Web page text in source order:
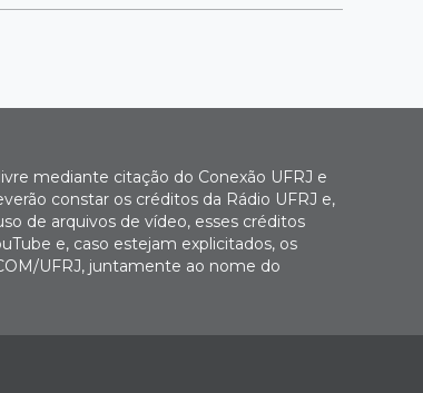
mediante citação do Conexão UFRJ e
constar os créditos da Rádio UFRJ e,
de arquivos de vídeo, esses créditos
e, caso estejam explicitados, os
UFRJ, juntamente ao nome do